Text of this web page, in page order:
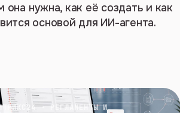
она нужна, как её создать и как
основой для ИИ-агента.
· РЕГЛАМЕНТЫ И